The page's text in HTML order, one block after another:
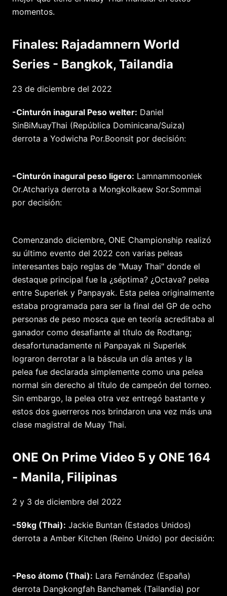
momentos.
Finales: Rajadamnern World
Series - Bangkok, Tailandia
23 de diciembre del 2022
-Cinturón inagural Peso welter: Daniel
SinBiMuayThai (República Dominicana/Suiza)
derrota a Yodwicha Por.Boonsit por decisión:
-Cinturón inagural peso ligero: Lamnammoonlek
Or.Atchariya derrota a Mongkolkaew Sor.Sommai
por decisión:
Comenzando diciembre, ONE Championship realizó
su último evento del 2022 con varias peleas
interesantes bajo reglas de "Muay Thai" donde el
destaque principal fue la ¿séptima? ¿Octava? pelea
entre Superlek y Panpayak. Esta pelea originalmente
estaba programada para ser la final del GP de ocho
personas de peso mosca que en teoría acreditaba al
ganador como desafiante al título de Rodtang;
desafortunadamente ni Panpayak ni Superlek
lograron derrotar a la báscula un día antes y la
pelea fue declarada simplemente como una pelea
normal sin derecho al título de campeón del torneo.
Sin embargo, la pelea otra vez entregó bastante y
estos dos guerreros nos brindaron una vez más una
clase magistral de Muay Thai.
ONE On Prime Video 5 y ONE 164
- Manila, Filipinas
2 y 3 de diciembre del 2022
-59kg (Thai): Jackie Buntan (Estados Unidos)
derrota a Amber Kitchen (Reino Unido) por decisión:
-Peso átomo (Thai): Lara Fernández (España)
derrota Dangkongfah Banchamek (Tailandia) por